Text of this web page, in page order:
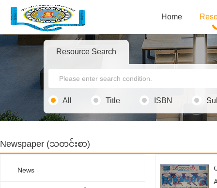
Home
Resource Search
All Title ISBN
Newspaper (သတင်းစာ)
News